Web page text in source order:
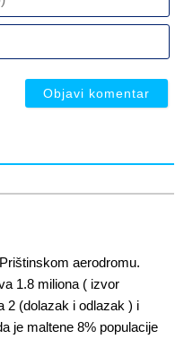
aerodromu.
1.8 miliona ( izvor
2 (dolazak i odlazak ) i
je maltene 8% populacije